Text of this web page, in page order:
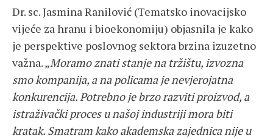
Dr. sc. Jasmina Ranilović (Tematsko inovacijsko
vijeće za hranu i bioekonomiju) objasnila je kako
je perspektive poslovnog sektora brzina izuzetno
važna. „Moramo znati stanje na tržištu, izvozna
smo kompanija, a na policama je nevjerojatna
konkurencija. Potrebno je brzo razviti proizvod, a
istraživački proces u našoj industriji mora biti
kratak. Smatram kako akademska zajednica nije u